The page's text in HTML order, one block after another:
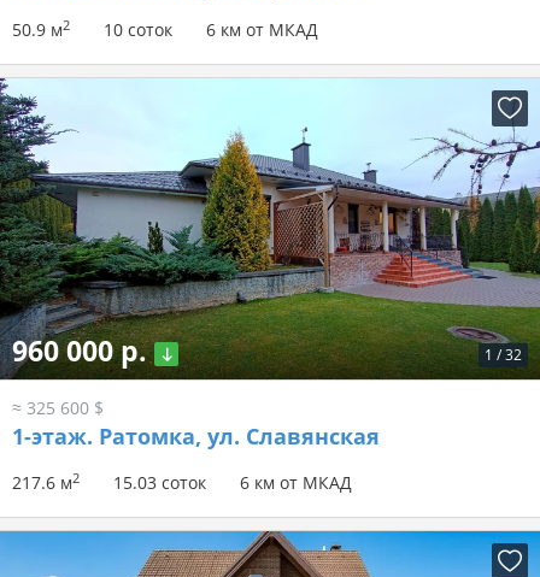
50.9 м2 10 соток 6 км от МКАД
1 /32
960 000 р.
≈ 325 600 $
1-этаж. Ратомка, ул. Славянская
217.6 м2 15.03 соток 6 км от МКАД